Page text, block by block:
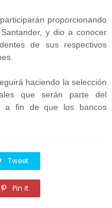
proporcionando
y dio a conocer
de sus respectivos
haciendo la selección
que serán parte del
a fin de que los bancos
Tweet
Pin it